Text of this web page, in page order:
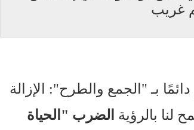
غريب
بـ "الجمع والطرح": الإزالة
لنا بالرؤية الضرب "الحياة